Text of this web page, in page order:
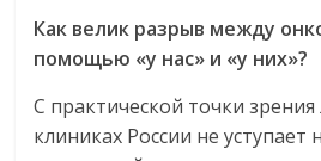
Как велик разрыв между
помощью «у нас» и «у них»?
С практической точки
клиниках России не